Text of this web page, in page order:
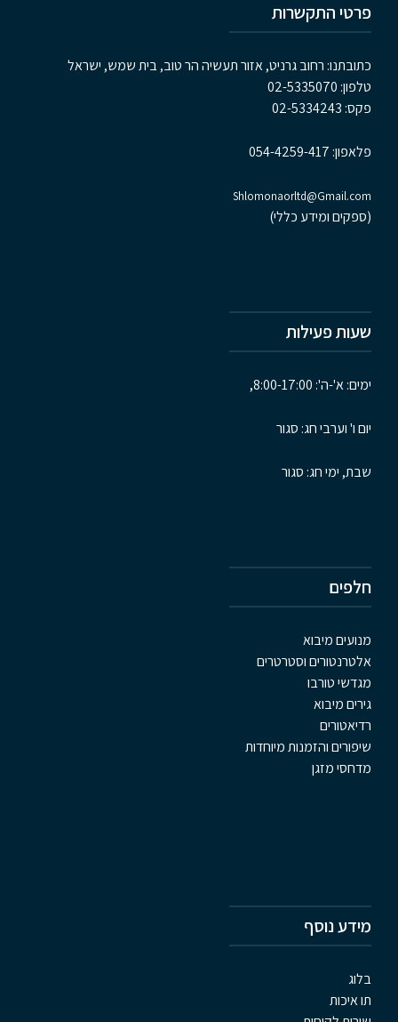
פרטי התקשרות
כתובתנו: רחוב גרניט, אזור תעשיה הר טוב, בית שמש, ישראל
טלפון: 02-5335070
פקס: 02-5334243
פלאפון: 054-4259-417
Shlomonaorltd@Gmail.com
(ספקים ומידע כללי)
שעות פעילות
ימים: א'-ה': 8:00-17:00,
יום ו' וערבי חג: סגור
שבת, ימי חג: סגור
חלפים
מנועים מיבוא
אלטרנטורים וסטרטרים
מגדשי טורבו
גירים מיבוא
רדיאטורים
שיפורים והזמנות מיוחדות
מדחסי מזגן
מידע נוסף
בלוג
תו איכות